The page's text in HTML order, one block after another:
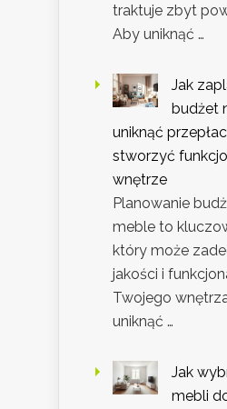
traktuje zbyt
Aby uniknąć …
Jak
budżet
uniknąć
stworzyć
wnętrze
Planowanie
meble to
który może
jakości i
Twojego
uniknąć …
Jak
mebli